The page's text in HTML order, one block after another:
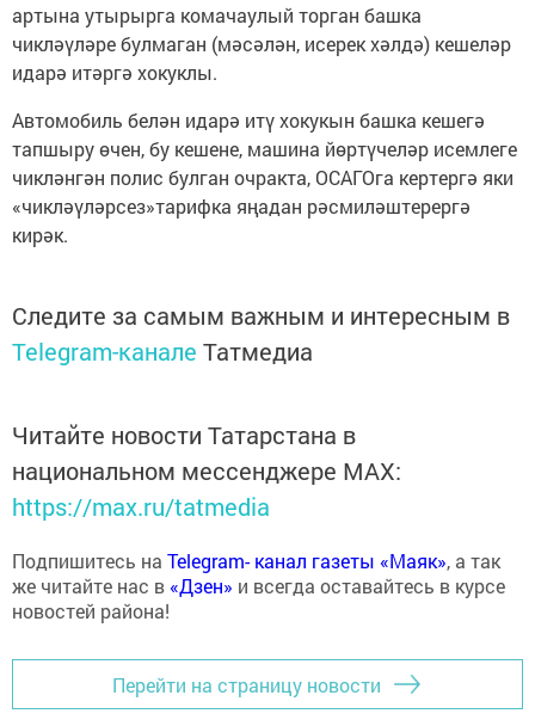
артына утырырга комачаулый торган башка
чикләүләре булмаган (мәсәлән, исерек хәлдә) кешеләр
идарә итәргә хокуклы.
Автомобиль белән идарә итү хокукын башка кешегә
тапшыру өчен, бу кешене, машина йөртүчеләр исемлеге
чикләнгән полис булган очракта, ОСАГОга кертергә яки
«чикләүләрсез»тарифка яңадан рәсмиләштерергә
кирәк.
Следите за самым важным и интересным в
Telegram-канале Татмедиа
Читайте новости Татарстана в
национальном мессенджере MАХ:
https://max.ru/tatmedia
Подпишитесь на Telegram- канал газеты «Маяк», а так
же читайте нас в «Дзен» и всегда оставайтесь в курсе
новостей района!
Перейти на страницу новости